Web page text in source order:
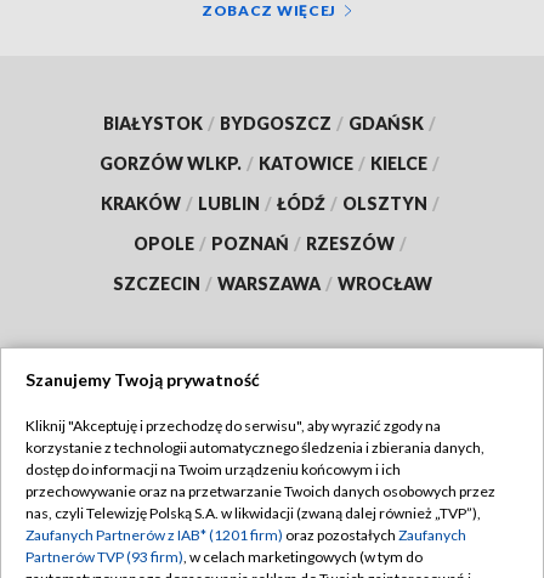
ZOBACZ WIĘCEJ
BIAŁYSTOK / BYDGOSZCZ / GDAŃSK /
GORZÓW WLKP. / KATOWICE / KIELCE /
KRAKÓW / LUBLIN / ŁÓDŹ / OLSZTYN /
OPOLE / POZNAŃ / RZESZÓW /
SZCZECIN / WARSZAWA / WROCŁAW
TVP
Abonament TVP
Emisja w TVP
Centrum informacji TVP
Regulamin TVP
Polityka prywatności
Szanujemy Twoją prywatność
Kliknij "Akceptuję i przechodzę do serwisu", aby wyrazić zgody na
korzystanie z technologii automatycznego śledzenia i zbierania danych,
dostęp do informacji na Twoim urządzeniu końcowym i ich
przechowywanie oraz na przetwarzanie Twoich danych osobowych przez
nas, czyli Telewizję Polską S.A. w likwidacji (zwaną dalej również „TVP”),
Zaufanych Partnerów z IAB* (1201 firm) oraz pozostałych Zaufanych
Partnerów TVP (93 firm), w celach marketingowych (w tym do